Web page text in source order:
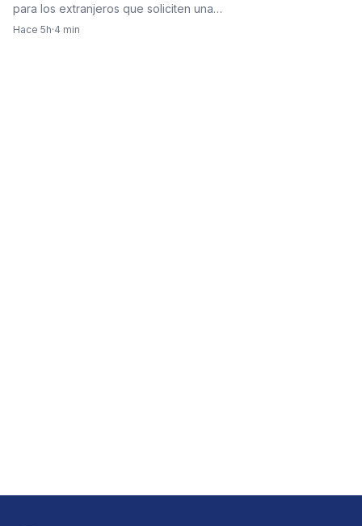
para los extranjeros que soliciten una…
Hace 5h·4 min